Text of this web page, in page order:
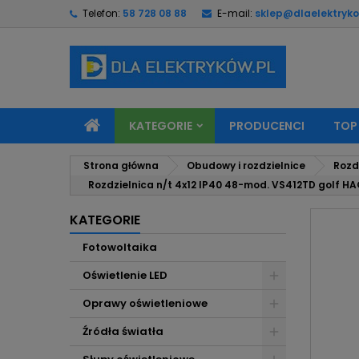
Telefon: 58 728 08 88 E-mail:
KATEGORIE PRODUCENCI
Strona główna Obudowy i rozdzielnice
Rozdzielnica n/t 4x12 IP40 48-mod. VS412TD golf
KATEGORIE
Fotowoltaika
Oświetlenie LED
Oprawy oświetleniowe
Źródła światła